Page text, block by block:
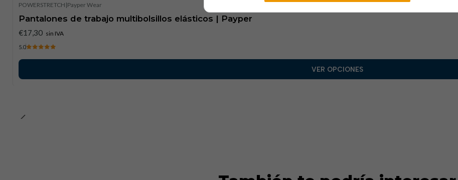
POWERSTRETCH |Payper Wear
Pantalones de trabajo multibolsillos elásticos | Payper
€17,30 sin IVA
5.0
VER OPCIONES